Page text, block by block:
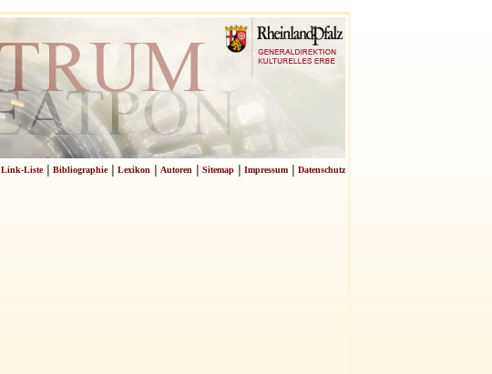
Link-Liste| Bibliographie| Lexikon| Autoren| Sitemap| Impressum| Datenschutz